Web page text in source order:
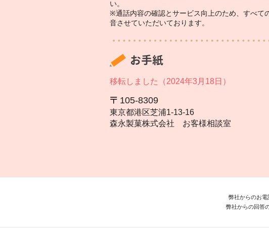
い。
※通話内容の確認とサービス向上のため、すべて
音させていただいております。
お手紙
移転しました（2024年3月18日）
105‐8309
東京都港区芝浦1‐13‐16
森永製菓株式会社 お客様相談室
弊社からのお電
弊社からの回答